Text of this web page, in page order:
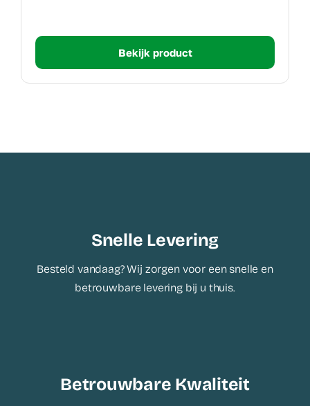
Bekijk product
Snelle Levering
Besteld vandaag? Wij zorgen voor een snelle en
betrouwbare levering bij u thuis.
Betrouwbare Kwaliteit